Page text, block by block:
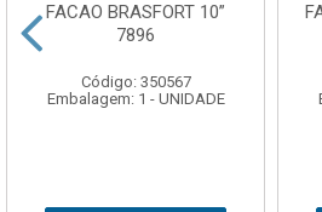
FACAO BRASFORT 10”
7896
Código: 350567
Embalagem: 1 - UNIDADE